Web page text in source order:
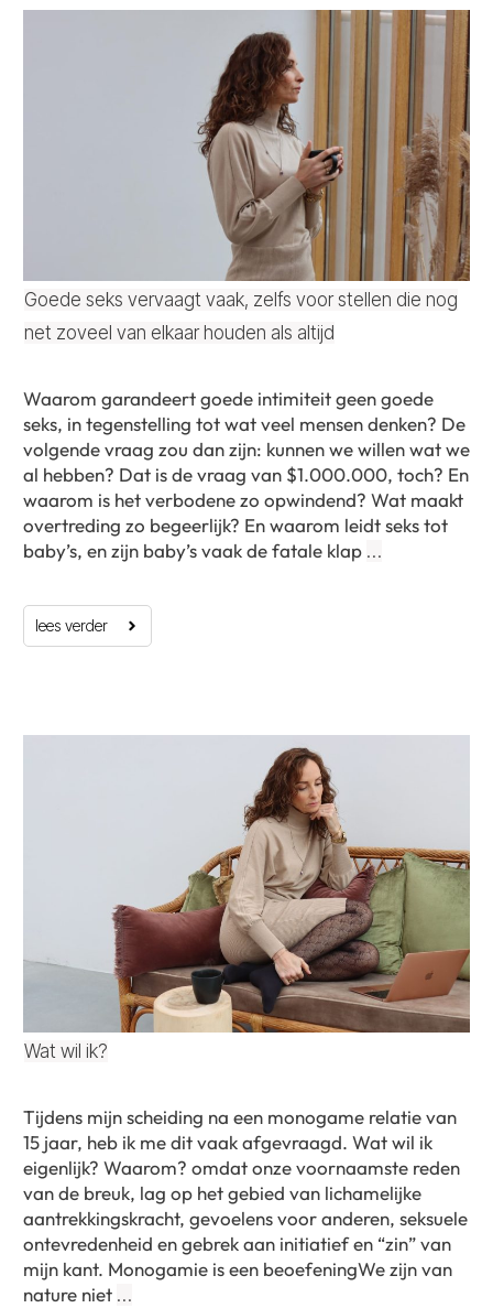
Goede seks vervaagt vaak, zelfs voor stellen die nog
net zoveel van elkaar houden als altijd
Waarom garandeert goede intimiteit geen goede
seks, in tegenstelling tot wat veel mensen denken? De
volgende vraag zou dan zijn: kunnen we willen wat we
al hebben? Dat is de vraag van $1.000.000, toch? En
waarom is het verbodene zo opwindend? Wat maakt
overtreding zo begeerlijk? En waarom leidt seks tot
baby’s, en zijn baby’s vaak de fatale klap …
lees verder
Wat wil ik?
Tijdens mijn scheiding na een monogame relatie van
15 jaar, heb ik me dit vaak afgevraagd. Wat wil ik
eigenlijk? Waarom? omdat onze voornaamste reden
van de breuk, lag op het gebied van lichamelijke
aantrekkingskracht, gevoelens voor anderen, seksuele
ontevredenheid en gebrek aan initiatief en “zin” van
mijn kant. Monogamie is een beoefeningWe zijn van
nature niet …